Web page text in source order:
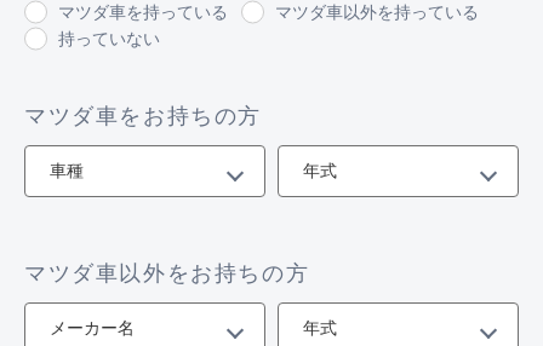
マツダ車を持っている
マツダ車以外を持っている
持っていない
マツダ車をお持ちの方
マツダ車以外をお持ちの方